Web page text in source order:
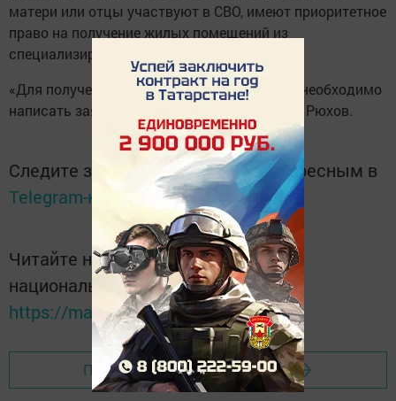
матери или отцы участвуют в СВО, имеют приоритетное
право на получение жилых помещений из
специализированного жилищного фонда.
«Для получения всех перечисленных льгот необходимо
написать заявление», — подчеркнул Андрей Рюхов.
Следите за самым важным и интересным в
Telegram-канале
Татмедиа
Читайте новости Татарстана в
национальном мессенджере MАХ:
https://max.ru/tatmedia
Перейти на страницу новости